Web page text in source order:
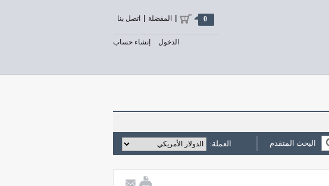
اتصل بنا المفضلة 0
إنشاء حساب الدخول
البحث المتقدم العملة: